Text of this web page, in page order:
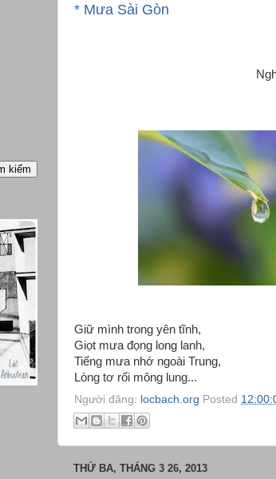
* Mưa Sài Gòn
Giữ mình trong yên tĩnh,
Giọt mưa đọng long lanh,
Tiếng mưa nhớ ngoài Trung,
Lòng tơ rối mông lung...
Người đăng: locbach.org Posted
THỨ BA, THÁNG 3 26, 2013